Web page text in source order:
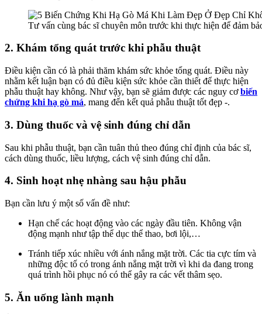
Tư vấn cùng bác sĩ chuyên môn trước khi thực hiện để đảm
2. Khám tổng quát trước khi phẫu thuật
Điều kiện cần có là phải thăm khám sức khỏe tổng quát. Điều này
nhằm kết luận bạn có đủ điều kiện sức khỏe cần thiết để thực hiện
phẫu thuật hay không. Như vậy, bạn sẽ giảm được các nguy cơbiến
chứng khi hạ gò má, mang đến kết quả phẫu thuật tốt đẹp -.
3. Dùng thuốc và vệ sinh đúng chỉ dẫn
Sau khi phẫu thuật, bạn cần tuân thủ theo đúng chỉ định của bác sĩ,
cách dùng thuốc, liều lượng, cách vệ sinh đúng chỉ dẫn.
4. Sinh hoạt nhẹ nhàng sau hậu phẫu
Bạn cần lưu ý một số vấn đề như:
Hạn chế các hoạt động vào các ngày đầu tiên. Không vận
động mạnh như tập thể dục thể thao, bơi lội,…
Tránh tiếp xúc nhiều với ánh nắng mặt trời. Các tia cực tím và
những độc tố có trong ánh nắng mặt trời vì khi da đang trong
quá trình hồi phục nó có thể gây ra các vết thâm sẹo.
5. Ăn uống lành mạnh